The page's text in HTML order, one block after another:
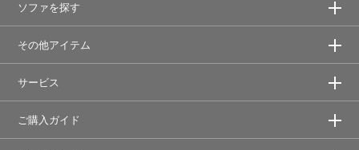
ソファを探す
その他アイテム
サービス
ご購入ガイド